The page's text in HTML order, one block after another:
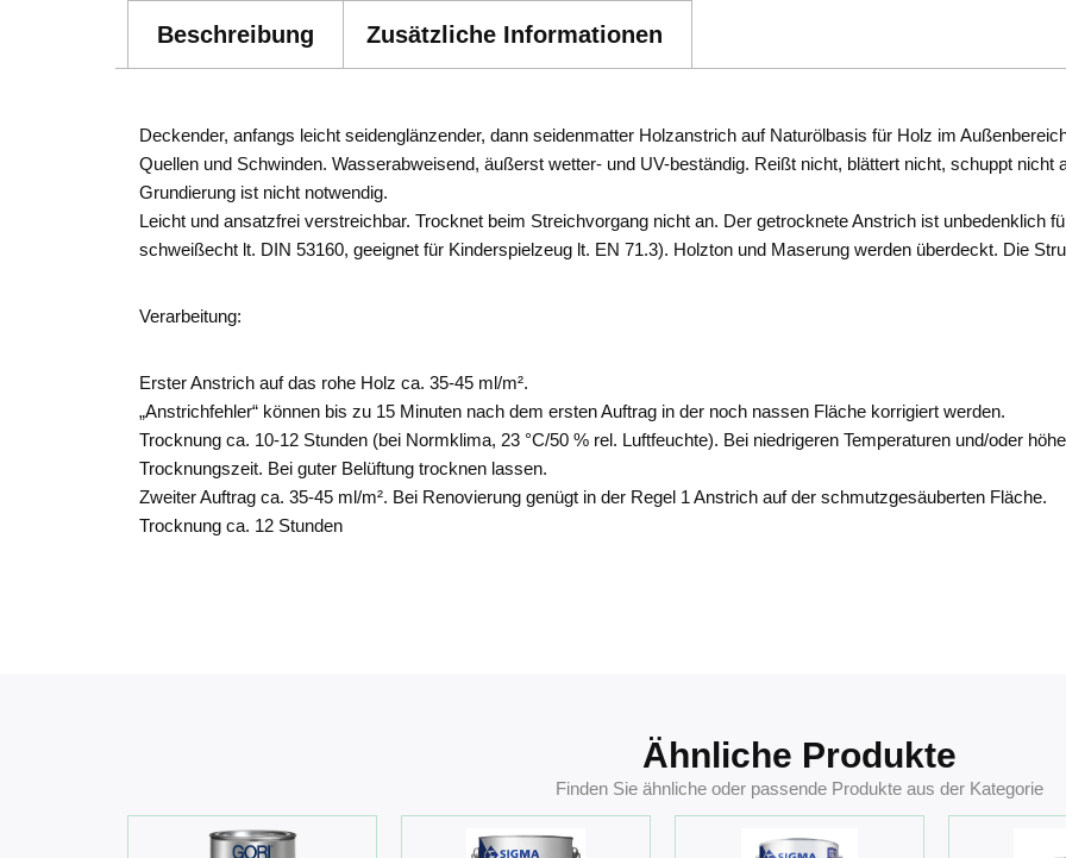
Beschreibung Zusätzliche Informationen
Deckender, anfangs leicht seidenglänzender, dann seidenmatter Holzanstrich auf Naturölbasis für Holz im
Quellen und Schwinden. Wasserabweisend, äußerst wetter- und UV-beständig. Reißt nicht, blättert nicht, schuppt nicht
Grundierung ist nicht notwendig.
Leicht und ansatzfrei verstreichbar. Trocknet beim Streichvorgang nicht an. Der getrocknete Anstrich ist unbedenklich
schweißecht lt. DIN 53160, geeignet für Kinderspielzeug lt. EN 71.3). Holzton und Maserung werden überdeckt. Die
Verarbeitung:
Erster Anstrich auf das rohe Holz ca. 35-45 ml/m².
„Anstrichfehler“ können bis zu 15 Minuten nach dem ersten Auftrag in der noch nassen Fläche korrigiert werden.
Trocknung ca. 10-12 Stunden (bei Normklima, 23 °C/50 % rel. Luftfeuchte). Bei niedrigeren Temperaturen und/oder
Trocknungszeit. Bei guter Belüftung trocknen lassen.
Zweiter Auftrag ca. 35-45 ml/m². Bei Renovierung genügt in der Regel 1 Anstrich auf der schmutzgesäuberten Fläche.
Trocknung ca. 12 Stunden
Ähnliche Produkte
Finden Sie ähnliche oder passende Produkte aus der Kategorie